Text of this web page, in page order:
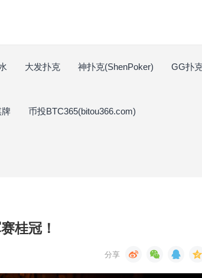
大发扑克 神扑克(ShenPoker) GG扑
牌 币投BTC365(bitou366.com)
桂冠！